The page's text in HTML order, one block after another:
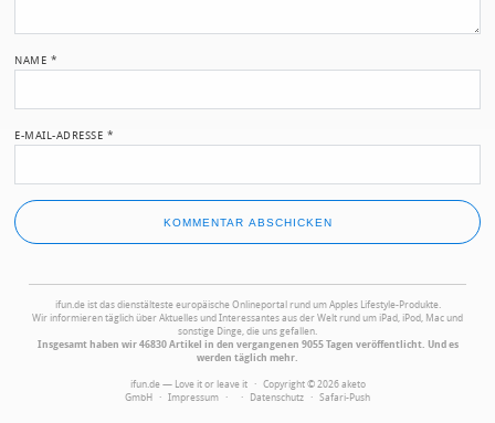
NAME *
E-MAIL-ADRESSE *
ifun.de ist das dienstälteste europäische Onlineportal rund um Apples Lifestyle-Produkte.
Wir informieren täglich über Aktuelles und Interessantes aus der Welt rund um iPad, iPod, Mac und
sonstige Dinge, die uns gefallen.
Insgesamt haben wir 46830 Artikel in den vergangenen 9055 Tagen veröffentlicht. Und es
werden täglich mehr.
ifun.de — Love it or leave it · Copyright © 2026 aketo
GmbH · Impressum · · Datenschutz · Safari-Push